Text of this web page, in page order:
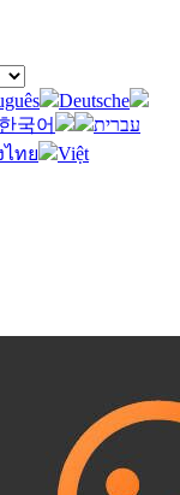
Deutsche
한국어
עברית
ไทย
Việt